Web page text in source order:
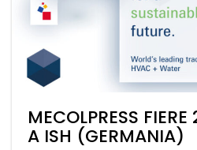
MECOLPRESS
A ISH (GERMANIA)